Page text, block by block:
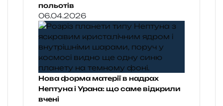
польотів
06.04.2026
Нова форма матерії в надрах
Нептуна і Урана: що саме відкрили
вчені